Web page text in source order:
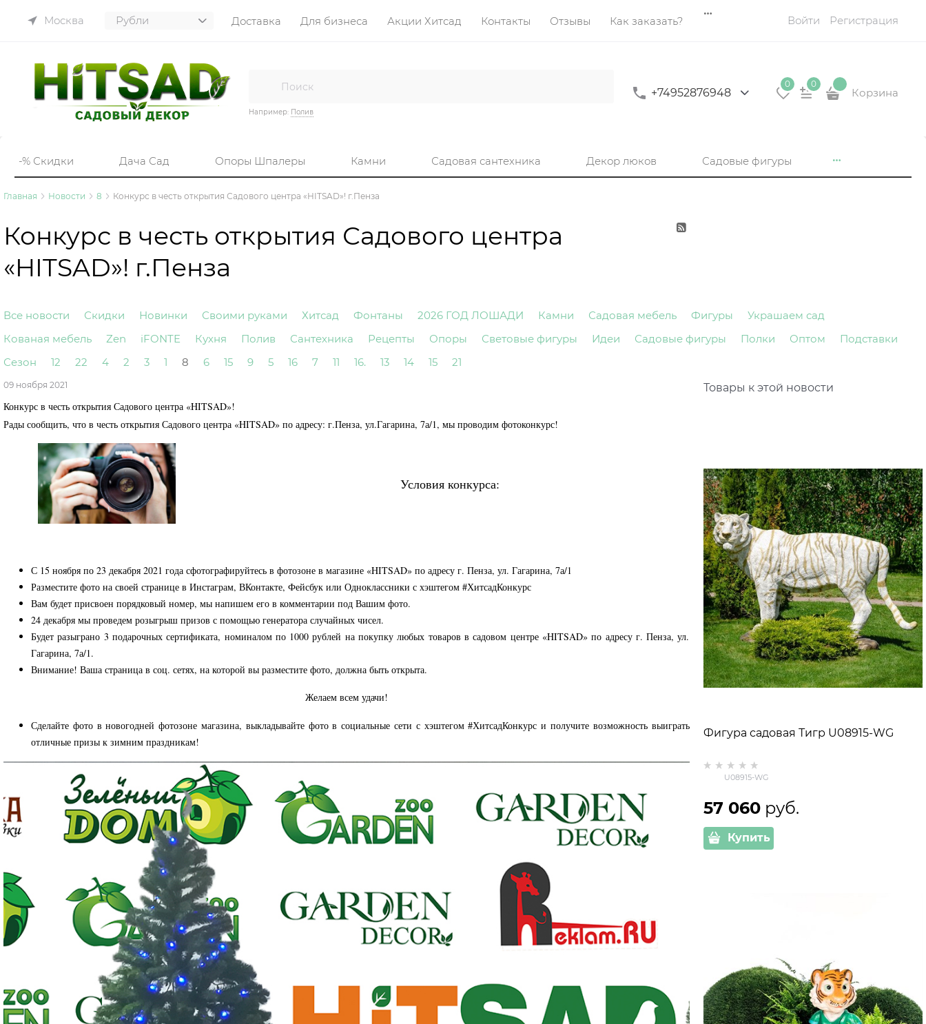
Москва Доставка Для бизнеса Акции Хитсад Контакты Отзывы Как заказать? Войти Регистрация
Например: Полив
+74952876948
0 0
Корзина
-% Скидки Дача Сад Опоры Шпалеры Камни Садовая сантехника Декор люков Садовые фигуры
Главная Новости 8 Конкурс в честь открытия Садового центра «HITSAD»! г.Пенза
Конкурс в честь открытия Садового центра
«HITSAD»! г.Пенза
Все новости Скидки Новинки Своими руками Хитсад Фонтаны 2026 ГОД ЛОШАДИ Камни Садовая мебель Фигуры
Украшаем сад
Кованая мебель
Zen iFONTE Кухня Полив Сантехника Рецепты Опоры Световые фигуры Идеи Садовые фигуры Полки Оптом
Подставки
Сезон
12 22 4 2 3 1 8 6 15 9 5 16 7 11 16. 13 14 15 21
09 ноября 2021
Конкурс в честь открытия Садового центра «HITSAD»!
Рады сообщить, что в честь открытия Садового центра «HITSAD» по адресу: г.Пенза, ул.Гагарина, 7а/1, мы проводим фотоконкурс!
Условия конкурса:
С 15 ноября по 23 декабря 2021 года сфотографируйтесь в фотозоне в магазине «HITSAD» по адресу г. Пенза, ул. Гагарина, 7а/1
Разместите фото на своей странице в Инстаграм, ВКонтакте, Фейсбук или Одноклассники с хэштегом #ХитсадКонкурс
Вам будет присвоен порядковый номер, мы напишем его в комментарии под Вашим фото.
24 декабря мы проведем розыгрыш призов с помощью генератора случайных чисел.
Будет разыграно 3 подарочных сертификата, номиналом по 1000 рублей на покупку любых товаров в садовом центре «HITSAD» по адресу г. Пенза, ул.
Гагарина, 7а/1.
Внимание! Ваша страница в соц. сетях, на которой вы разместите фото, должна быть открыта.
Желаем всем удачи!
Сделайте фото в новогодней фотозоне магазина, выкладывайте фото в социальные сети с хэштегом #ХитсадКонкурс и получите возможность выиграть
отличные призы к зимним праздникам!
Товары к этой новости
Фигура садовая Тигр U08915-WG
U08915-WG
57 060 руб.
Купить